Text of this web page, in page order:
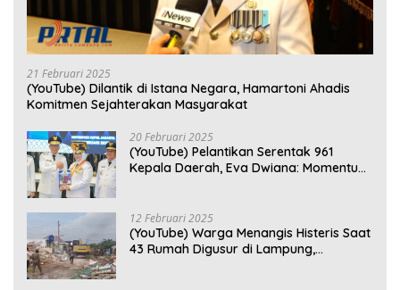
21 Februari 2025
(YouTube) Dilantik di Istana Negara, Hamartoni Ahadis
Komitmen Sejahterakan Masyarakat
20 Februari 2025
(YouTube) Pelantikan Serentak 961
Kepala Daerah, Eva Dwiana: Momentum
12 Februari 2025
(YouTube) Warga Menangis Histeris Saat
43 Rumah Digusur di Lampung,